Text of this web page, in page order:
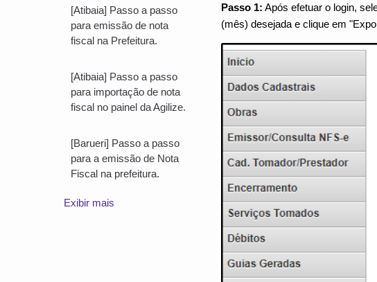
[Atibaia] Passo a passo
para emissão de nota
fiscal na Prefeitura.
[Atibaia] Passo a passo
para importação de nota
fiscal no painel da Agilize.
[Barueri] Passo a passo
para a emissão de Nota
Fiscal na prefeitura.
Exibir mais
Passo 1: Após efetuar o login,
(mês) desejada e clique em